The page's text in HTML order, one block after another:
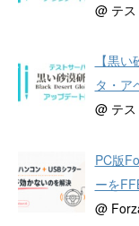
@ テ
【黒
タ・ア
@ テ
PC版
ーを
@